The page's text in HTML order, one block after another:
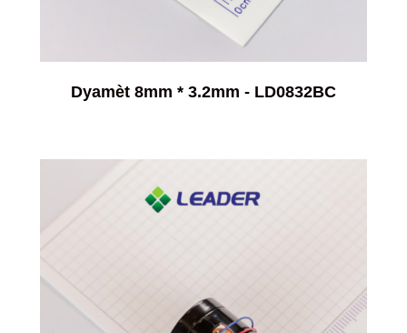
Dyamèt 8mm * 3.2mm - LD0832BC